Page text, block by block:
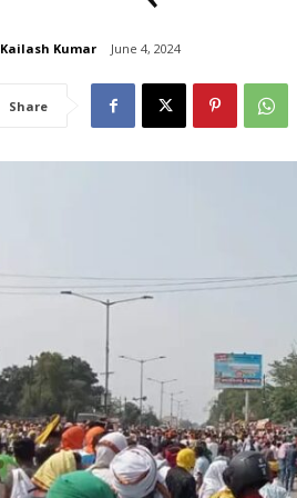
Kailash Kumar June 4, 2024
Share